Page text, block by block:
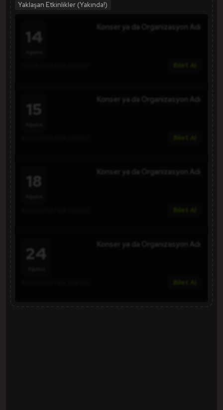
Yaklaşan Etkinlikler (Yakında!)
14 Konser ya da Organizasyon Adı
Bilet Al
15 Konser ya da Organizasyon Adı
Bilet Al
18 Konser ya da Organizasyon Adı
Bilet Al
24 Konser ya da Organizasyon Adı
Bilet Al